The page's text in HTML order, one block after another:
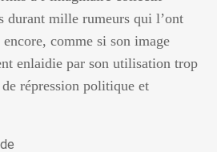
durant mille rumeurs qui l’ont
comme si son image
enlaidie par son utilisation trop
répression politique et